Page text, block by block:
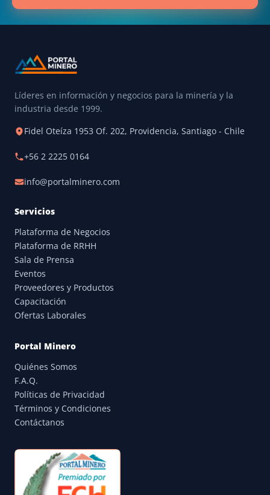
Líderes en información y negocios para la minería y la
industria desde 1999.
Fidel Oteíza 1953 Of. 202, Providencia, Santiago - Chile
+56 2 2225 0164
info@portalminero.com
Servicios
Plataforma de Negocios
Plataforma de RRHH
Sala de Prensa
Eventos
Proveedores y Productos
Capacitación
Ofertas Laborales
Portal Minero
Quiénes Somos
F.A.Q.
Políticas de Privacidad
Términos y Condiciones
Contáctanos